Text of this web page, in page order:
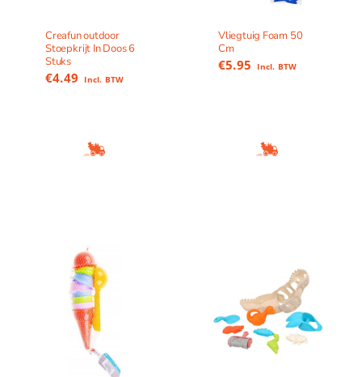
Creafun outdoor
Stoepkrijt In Doos 6
Stuks
€4.49 Incl. BTW
Vliegtuig Foam 50
Cm
€5.95 Incl. BTW